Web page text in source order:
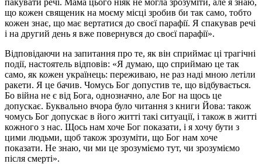
пакувати речі. Мама цього ніяк не могла зрозуміти, але я знаю,
що кожен священик на моєму місці зробив би так само, тобто
кожен знає, що має вертатися до своєї парафії. Я спакував речі
і на другий день я вже повернувся до своєї парафії».
Відповідаючи на запитання про те, як він сприймає ці трагічні
події, настоятель відповів: «Я думаю, що сприймаю це так
само, як кожен українець: переживаю, не раз наді мною летіли
ракети. Я це бачив. Чомусь Бог допустив те, що відбувається.
Бо війна не є від Бога, однозначно, але Бог на щось це
допускає. Буквально вчора було читання з книги Йова: також
чомусь Бог допускає в його житті такі ситуації, і також в житті
кожного з нас. Щось нам хоче Бог показати, і я хочу бути з
цими людьми, щоб також зрозуміти, що Бог нам хоче
показати. Не знаю, чи ми це зрозуміємо тут, чи зрозуміємо
після смерті».